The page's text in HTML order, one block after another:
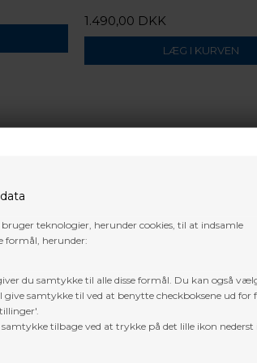
teknologier, herunder cookies, til at indsamle
formål, herunder:
du samtykke til alle disse formål. Du kan også
samtykke til ved at benytte checkboksene ud for
tilbage ved at trykke på det lille ikon nederst
1.490,00 DKK
du